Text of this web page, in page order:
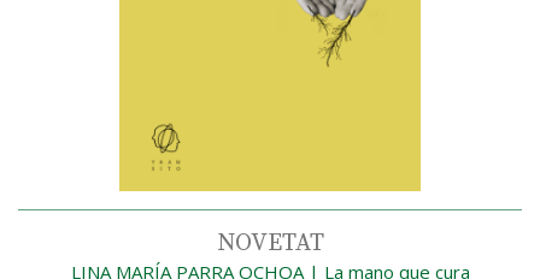
NOVETAT
LINA MARÍA PARRA OCHOA| La mano que cura